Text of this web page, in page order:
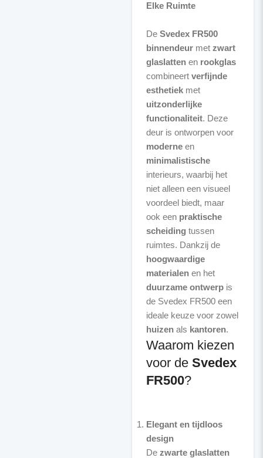
Elke Ruimte
De Svedex FR500
binnendeurmet zwart
glaslattenen rookglas
combineert verfijnde
esthetiekmet
uitzonderlijke
functionaliteit. Deze
deur is ontworpen voor
moderneen
minimalistische
interieurs, waarbij het
niet alleen een visueel
voordeel biedt, maar
ook een praktische
scheiding tussen
ruimtes. Dankzij de
hoogwaardige
materialenen het
duurzame ontwerpis
de Svedex FR500 een
ideale keuze voor zowel
huizenals kantoren
Waarom kiezen
voor de Svedex
FR500?
Elegant en tijdloos
design
De zwarte glaslatten